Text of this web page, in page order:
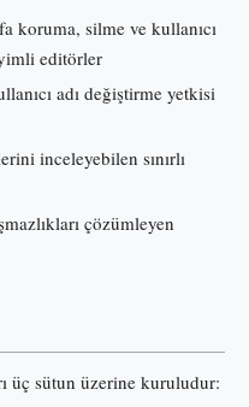
koruma, silme ve kullanıcı
editörler
adı değiştirme yetkisi
inceleyebilen sınırlı
çözümleyen
üç sütun üzerine kuruludur: